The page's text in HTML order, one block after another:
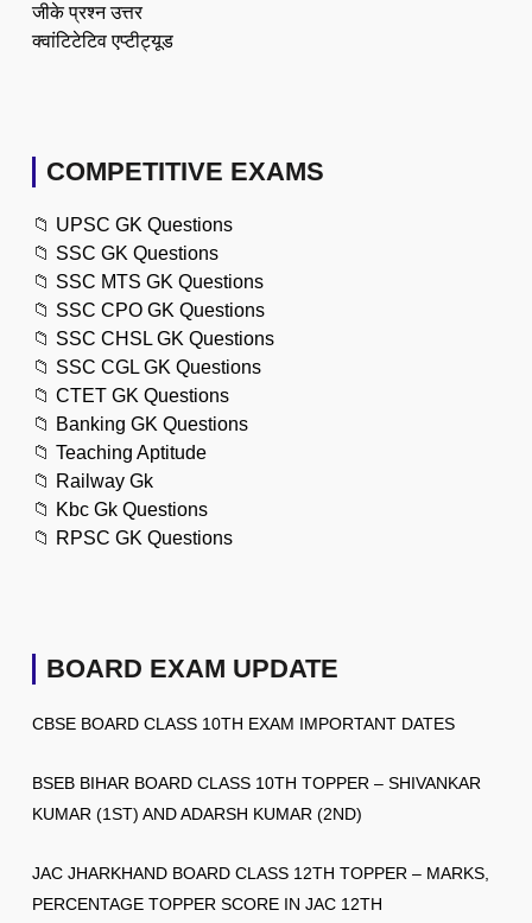
जीके प्रश्न उत्तर
क्वांटिटेटिव एप्टीट्यूड
COMPETITIVE EXAMS
📁 UPSC GK Questions
📁 SSC GK Questions
📁 SSC MTS GK Questions
📁 SSC CPO GK Questions
📁 SSC CHSL GK Questions
📁 SSC CGL GK Questions
📁 CTET GK Questions
📁 Banking GK Questions
📁 Teaching Aptitude
📁 Railway Gk
📁 Kbc Gk Questions
📁 RPSC GK Questions
BOARD EXAM UPDATE
CBSE BOARD CLASS 10TH EXAM IMPORTANT DATES
BSEB BIHAR BOARD CLASS 10TH TOPPER – SHIVANKAR
KUMAR (1ST) AND ADARSH KUMAR (2ND)
JAC JHARKHAND BOARD CLASS 12TH TOPPER – MARKS,
PERCENTAGE TOPPER SCORE IN JAC 12TH